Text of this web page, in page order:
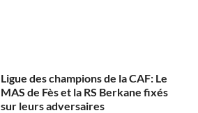
Ligue des champions de la CAF: Le
MAS de Fès et la RS Berkane fixés
sur leurs adversaires